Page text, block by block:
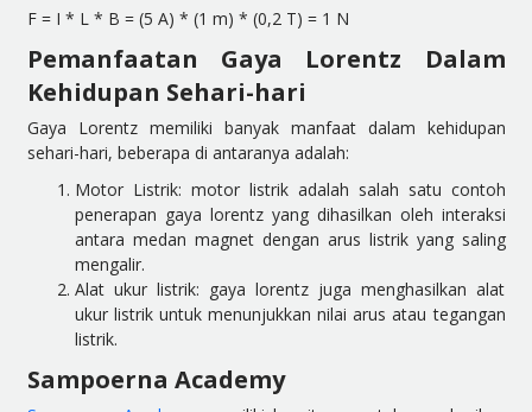
F = I * L * B = (5 A) * (1 m) * (0,2 T) = 1 N
Pemanfaatan Gaya Lorentz Dalam
Kehidupan Sehari-hari
Gaya Lorentz memiliki banyak manfaat dalam kehidupan
sehari-hari, beberapa di antaranya adalah:
Motor Listrik: motor listrik adalah salah satu contoh
penerapan gaya lorentz yang dihasilkan oleh interaksi
antara medan magnet dengan arus listrik yang saling
mengalir.
Alat ukur listrik: gaya lorentz juga menghasilkan alat
ukur listrik untuk menunjukkan nilai arus atau tegangan
listrik.
Sampoerna Academy